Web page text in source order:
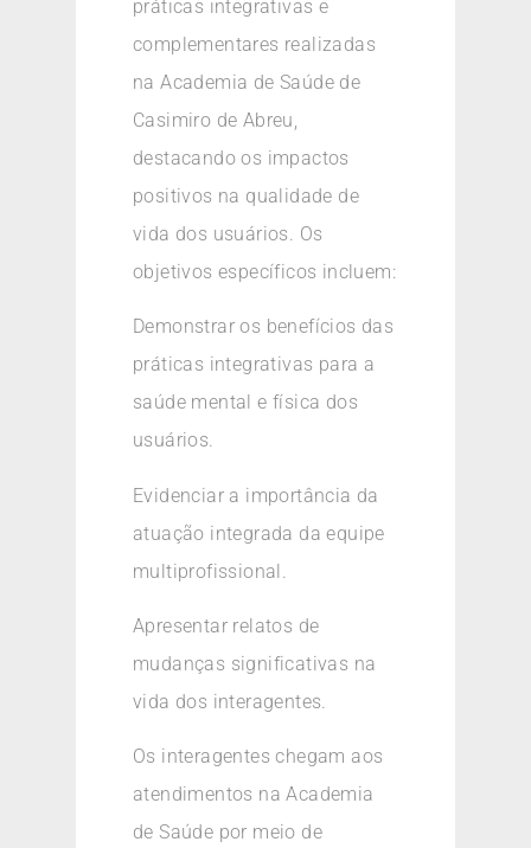
práticas integrativas e
complementares realizadas
na Academia de Saúde de
Casimiro de Abreu,
destacando os impactos
positivos na qualidade de
vida dos usuários. Os
objetivos específicos incluem:
Demonstrar os benefícios das
práticas integrativas para a
saúde mental e física dos
usuários.
Evidenciar a importância da
atuação integrada da equipe
multiprofissional.
Apresentar relatos de
mudanças significativas na
vida dos interagentes.
Os interagentes chegam aos
atendimentos na Academia
de Saúde por meio de